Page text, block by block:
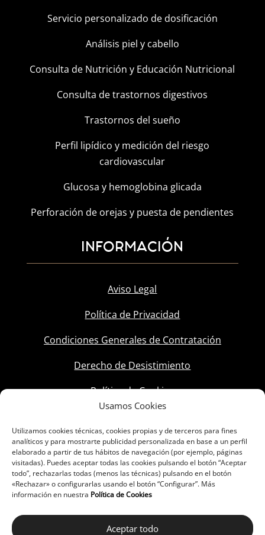
Usamos Cookies
Utilizamos cookies técnicas, cookies propias y de terceros para fines
analíticos y para mostrarte publicidad personalizada en base a un perfil
elaborado a partir de tus hábitos de navegación (por ejemplo, páginas
visitadas). Puedes aceptar todas las cookies pulsando el botón “Aceptar
todo”, rechazarlas todas (menos las técnicas) pulsando en el botón
«Rechazar» o configurarlas usando el botón “Configurar”. Más
información en nuestra Política de Cookies
Aceptar todo
Servicio personalizado de dosificación
Análisis piel y cabello
Consulta de Nutrición y Educación Nutricional
Consulta de trastornos digestivos
Trastornos del sueño
Perfil lipídico y medición del riesgo
cardiovascular
Glucosa y hemoglobina glicada
Perforación de orejas y puesta de pendientes
INFORMACIÓN
Aviso Legal
Política de Privacidad
Condiciones Generales de Contratación
Derecho de Desistimiento
Política de Cookies